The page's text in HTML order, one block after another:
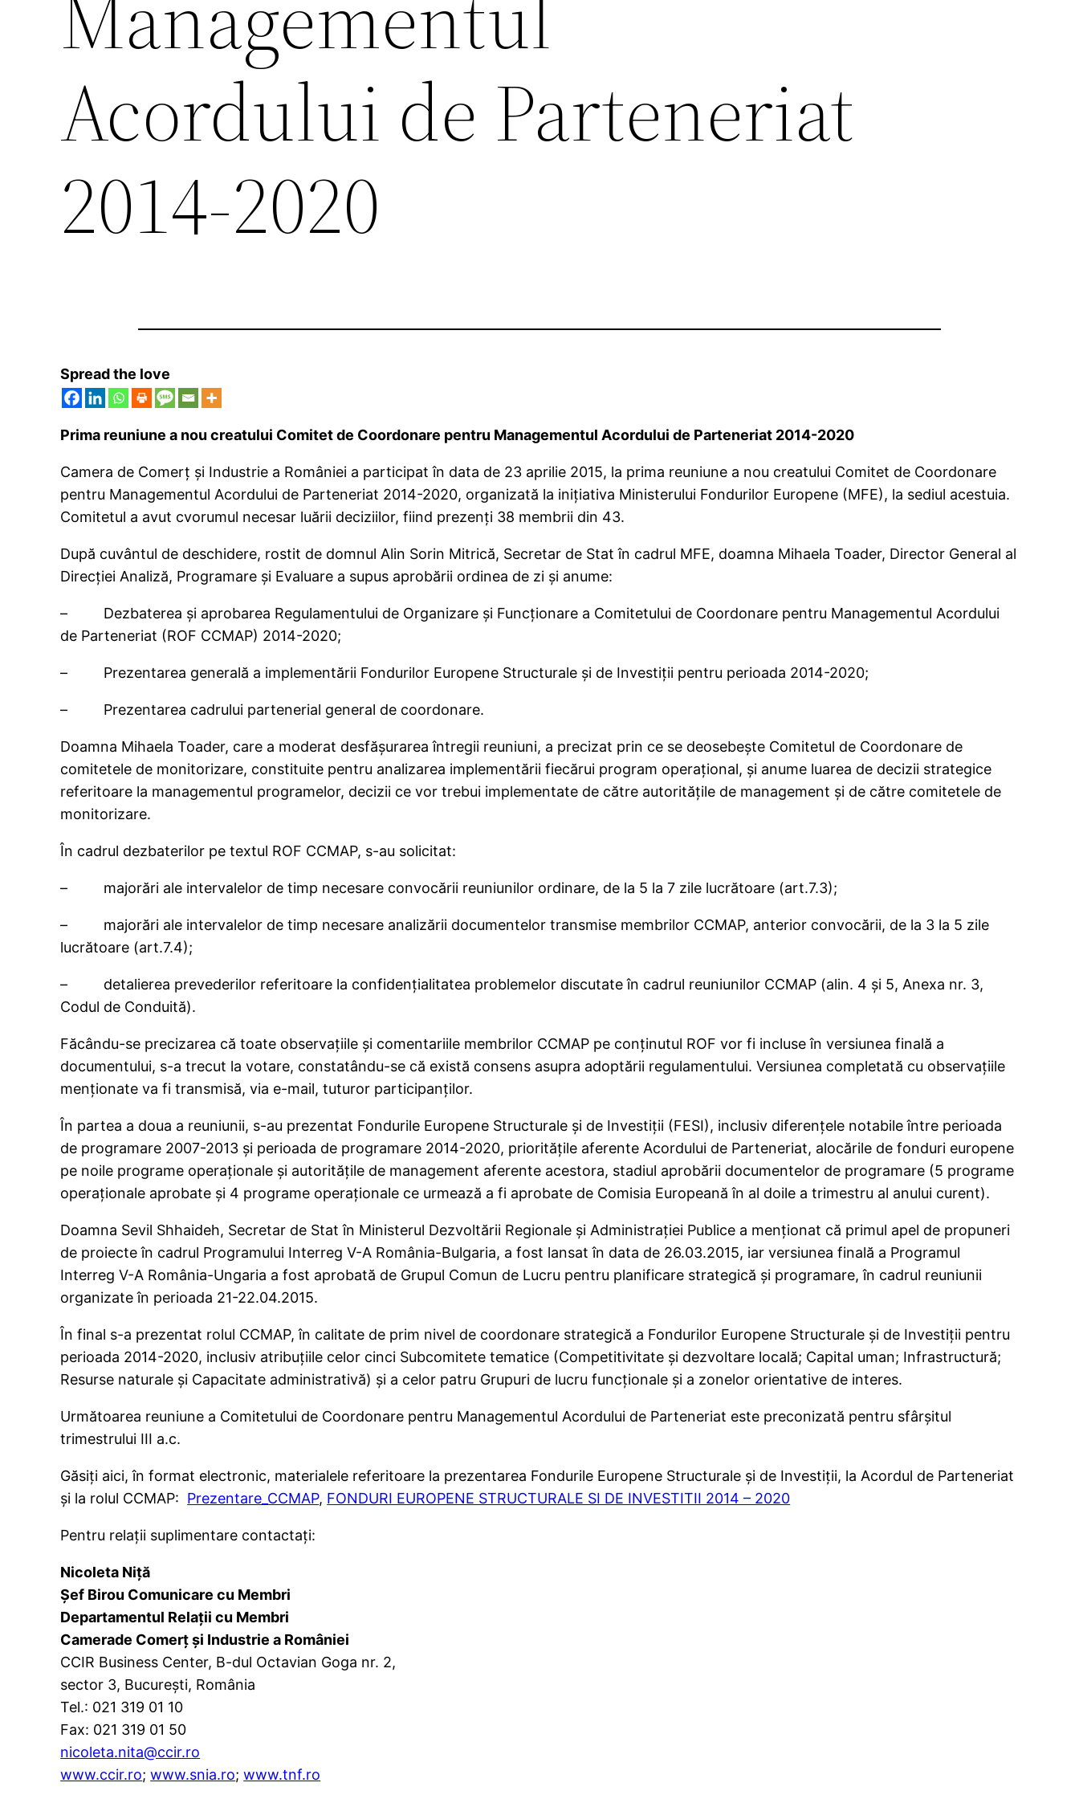
Acordului de Parteneriat
2014-2020
Spread the love
Prima reuniune a nou creatului Comitet de Coordonare pentru Managementul Acordului de Parteneriat 2014-2020
Camera de Comerţ şi Industrie a României a participat în data de 23 aprilie 2015, la prima reuniune a nou creatului Comitet de Coordonare
pentru Managementul Acordului de Parteneriat 2014-2020, organizată la iniţiativa Ministerului Fondurilor Europene (MFE), la sediul acestuia.
Comitetul a avut cvorumul necesar luării deciziilor, fiind prezenţi 38 membrii din 43.
După cuvântul de deschidere, rostit de domnul Alin Sorin Mitrică, Secretar de Stat în cadrul MFE, doamna Mihaela Toader, Director General al
Direcţiei Analiză, Programare şi Evaluare a supus aprobării ordinea de zi şi anume:
– Dezbaterea şi aprobarea Regulamentului de Organizare şi Funcţionare a Comitetului de Coordonare pentru Managementul Acordului
de Parteneriat (ROF CCMAP) 2014-2020;
– Prezentarea generală a implementării Fondurilor Europene Structurale şi de Investiţii pentru perioada 2014-2020;
– Prezentarea cadrului partenerial general de coordonare.
Doamna Mihaela Toader, care a moderat desfăşurarea întregii reuniuni, a precizat prin ce se deosebeşte Comitetul de Coordonare de
comitetele de monitorizare, constituite pentru analizarea implementării fiecărui program operaţional, şi anume luarea de decizii strategice
referitoare la managementul programelor, decizii ce vor trebui implementate de către autorităţile de management şi de către comitetele de
monitorizare.
În cadrul dezbaterilor pe textul ROF CCMAP, s-au solicitat:
– majorări ale intervalelor de timp necesare convocării reuniunilor ordinare, de la 5 la 7 zile lucrătoare (art.7.3);
– majorări ale intervalelor de timp necesare analizării documentelor transmise membrilor CCMAP, anterior convocării, de la 3 la 5 zile
lucrătoare (art.7.4);
– detalierea prevederilor referitoare la confidenţialitatea problemelor discutate în cadrul reuniunilor CCMAP (alin. 4 şi 5, Anexa nr. 3,
Codul de Conduită).
Făcându-se precizarea că toate observaţiile şi comentariile membrilor CCMAP pe conţinutul ROF vor fi incluse în versiunea finală a
documentului, s-a trecut la votare, constatându-se că există consens asupra adoptării regulamentului. Versiunea completată cu observaţiile
menţionate va fi transmisă, via e-mail, tuturor participanţilor.
În partea a doua a reuniunii, s-au prezentat Fondurile Europene Structurale şi de Investiţii (FESI), inclusiv diferenţele notabile între perioada
de programare 2007-2013 şi perioada de programare 2014-2020, priorităţile aferente Acordului de Parteneriat, alocările de fonduri europene
pe noile programe operaţionale şi autorităţile de management aferente acestora, stadiul aprobării documentelor de programare (5 programe
operaţionale aprobate şi 4 programe operaţionale ce urmează a fi aprobate de Comisia Europeană în al doile a trimestru al anului curent).
Doamna Sevil Shhaideh, Secretar de Stat în Ministerul Dezvoltării Regionale şi Administraţiei Publice a menţionat că primul apel de propuneri
de proiecte în cadrul Programului Interreg V-A România-Bulgaria, a fost lansat în data de 26.03.2015, iar versiunea finală a Programul
Interreg V-A România-Ungaria a fost aprobată de Grupul Comun de Lucru pentru planificare strategică şi programare, în cadrul reuniunii
organizate în perioada 21-22.04.2015.
În final s-a prezentat rolul CCMAP, în calitate de prim nivel de coordonare strategică a Fondurilor Europene Structurale şi de Investiţii pentru
perioada 2014-2020, inclusiv atribuţiile celor cinci Subcomitete tematice (Competitivitate şi dezvoltare locală; Capital uman; Infrastructură;
Resurse naturale şi Capacitate administrativă) şi a celor patru Grupuri de lucru funcţionale şi a zonelor orientative de interes.
Următoarea reuniune a Comitetului de Coordonare pentru Managementul Acordului de Parteneriat este preconizată pentru sfârşitul
trimestrului III a.c.
Găsiţi aici, în format electronic, materialele referitoare la prezentarea Fondurile Europene Structurale şi de Investiţii, la Acordul de Parteneriat
şi la rolul CCMAP: Prezentare_CCMAP, FONDURI EUROPENE STRUCTURALE SI DE INVESTITII 2014 – 2020
Pentru relaţii suplimentare contactaţi:
Nicoleta Niţă
Şef Birou Comunicare cu Membri
Departamentul Relaţii cu Membri
Camerade Comerţ şi Industrie a României
CCIR Business Center, B-dul Octavian Goga nr. 2,
sector 3, Bucureşti, România
Tel.: 021 319 01 10
Fax: 021 319 01 50
nicoleta.nita@ccir.ro
www.ccir.ro;www.snia.ro;www.tnf.ro